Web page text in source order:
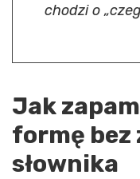
chodzi o
Jak
formę bez
słownika